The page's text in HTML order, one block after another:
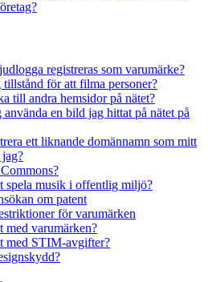
registreras som varumärke?
för att filma personer?
till andra hemsidor på nätet?
en bild jag hittat på nätet på
ett liknande domännamn som mitt
spela musik i offentlig miljö?
om patent
för varumärken
med varumärken?
med STIM-avgifter?